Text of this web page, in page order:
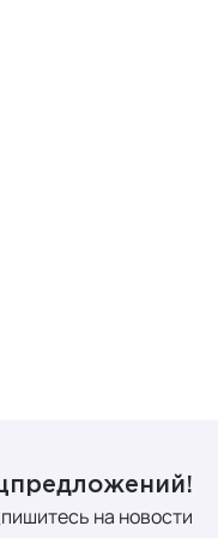
на новости